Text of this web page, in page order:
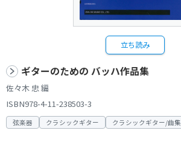
立ち読み
ギターのための バッハ作品集
佐々木 忠 編
ISBN978-4-11-238503-3
弦楽器 クラシックギター クラシックギター/曲集